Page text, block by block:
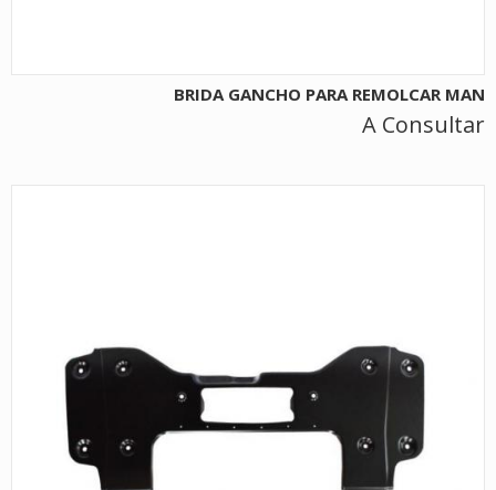
BRIDA GANCHO PARA REMOLCAR MAN
A Consultar